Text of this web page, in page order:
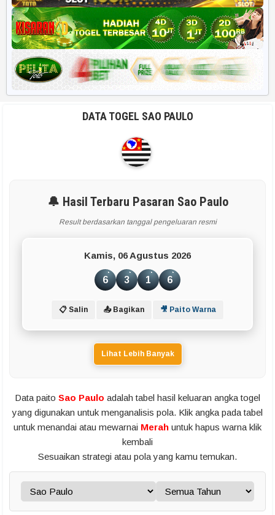
DATA TOGEL SAO PAULO
🔔 Hasil Terbaru Pasaran Sao Paulo
Result berdasarkan tanggal pengeluaran resmi
Kamis, 06 Agustus 2026
6 3 1 6
📋 Salin 📤 Bagikan 🎥 Paito Warna
Lihat Lebih Banyak
Data paito Sao Paulo adalah tabel hasil keluaran angka togel
yang digunakan untuk menganalisis pola. Klik angka pada tabel
untuk menandai atau mewarnai Merah untuk hapus warna klik
kembali
Sesuaikan strategi atau pola yang kamu temukan.